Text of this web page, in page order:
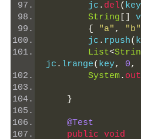
        jc
. del( key
String
{
"a" , "b"
        jc
. rpush(
List<
jc . lrange( key, 0,
System. out
}
@Test
public void